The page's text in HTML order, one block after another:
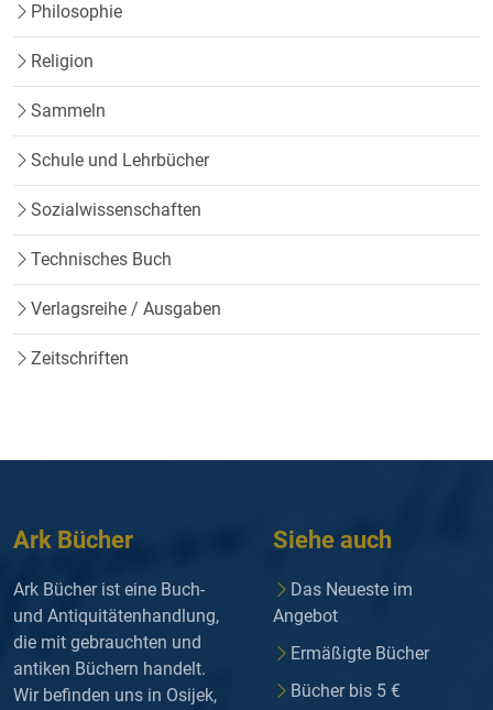
Philosophie
Religion
Sammeln
Schule und Lehrbücher
Sozialwissenschaften
Technisches Buch
Verlagsreihe / Ausgaben
Zeitschriften
Ark Bücher
Ark Bücher ist eine Buch-
und Antiquitätenhandlung,
die mit gebrauchten und
antiken Büchern handelt.
Wir befinden uns in Osijek,
Siehe auch
Das Neueste im
Angebot
Ermäßigte Bücher
Bücher bis 5 €